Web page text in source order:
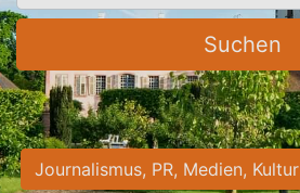
Suchen
Journalismus, PR, Medien, Kultur